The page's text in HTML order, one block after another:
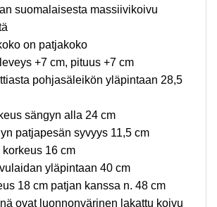
suomalaisesta massiivikoivu
on patjakoko
+7 cm, pituus +7 cm
pohjasäleikön yläpintaan 28,5
sängyn alla 24 cm
patjapesän syvyys 11,5 cm
16 cm
yläpintaan 40 cm
18 cm patjan kanssa n. 48 cm
ovat luonnonvärinen lakattu koivu